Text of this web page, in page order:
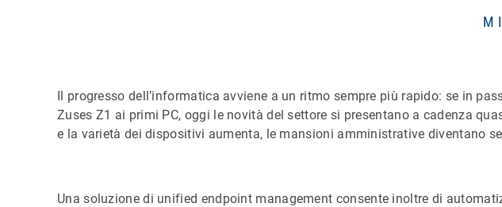
Il progresso dell’informatica avviene a un ritmo sempre più rapido: se in
Zuses Z1 ai primi PC, oggi le novità del settore si presentano a cadenza
e la varietà dei dispositivi aumenta, le mansioni amministrative diventano
Una soluzione di unified endpoint management consente inoltre di